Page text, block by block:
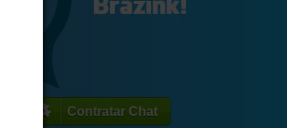
Contratar Chat